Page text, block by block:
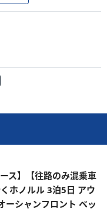
ス】【往路のみ混乗車
ホノルル 3泊5日 アウ
ーシャンフロント ベッ